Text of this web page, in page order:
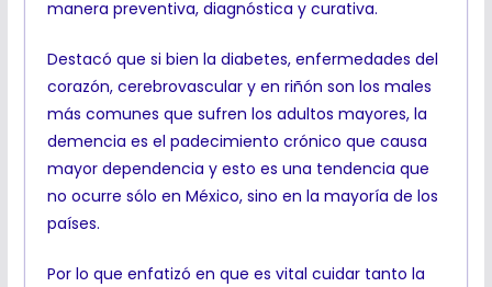
manera preventiva, diagnóstica y curativa.
Destacó que si bien la diabetes, enfermedades del
corazón, cerebrovascular y en riñón son los males
más comunes que sufren los adultos mayores, la
demencia es el padecimiento crónico que causa
mayor dependencia y esto es una tendencia que
no ocurre sólo en México, sino en la mayoría de los
países.
Por lo que enfatizó en que es vital cuidar tanto la